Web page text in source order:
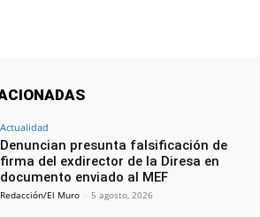
Actualidad
Denuncian presunta falsificación de
firma del exdirector de la Diresa en
documento enviado al MEF
Redacción/El Muro - 5 agosto, 2026